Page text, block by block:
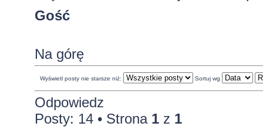
Gość
Na górę
Wyświetl posty nie starsze niż: Sortuj wg
Odpowiedz
Posty: 14 • Strona 1z 1